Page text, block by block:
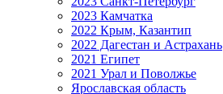
2023 Камчатка
2022 Крым, Казантип
2022 Дагестан и Астрахань
2021 Египет
2021 Урал и Поволжье
Ярославская область